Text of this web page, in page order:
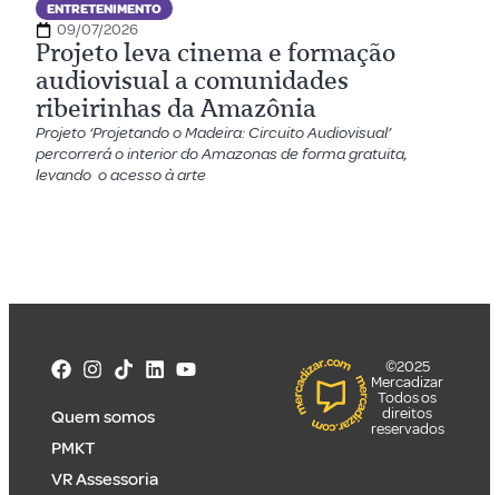
ENTRETENIMENTO
09/07/2026
Projeto leva cinema e formação
audiovisual a comunidades
ribeirinhas da Amazônia
Projeto ‘Projetando o Madeira: Circuito Audiovisual’
percorrerá o interior do Amazonas de forma gratuita,
levando o acesso à arte
Quem somos
PMKT
VR Assessoria
©2025
Mercadizar
Todos os
direitos
reservados